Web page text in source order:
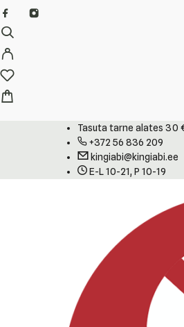
Tasuta tarne alates 30
+372 56 836 209
kingiabi@kingiabi.ee
E-L 10-21, P 10-19